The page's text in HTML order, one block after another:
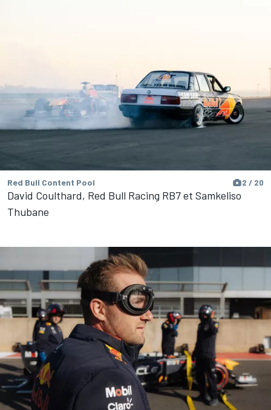
Red Bull Content Pool 2 / 20
David Coulthard, Red Bull Racing RB7 et Samkeliso
Thubane